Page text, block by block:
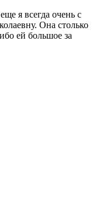
я всегда очень с
Она столько
ей большое за